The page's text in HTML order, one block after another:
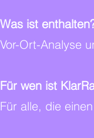
Was ist
Vor-Ort-Analyse
Für wen ist
Für alle, die